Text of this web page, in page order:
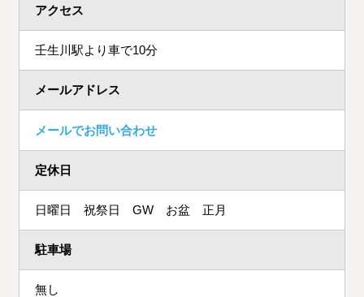
アクセス
壬生川駅より車で10分
メールアドレス
メールでお問い合わせ
定休日
日曜日 祝祭日 GW お盆 正月
駐車場
無し